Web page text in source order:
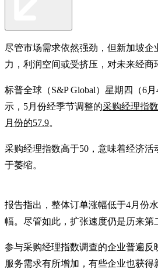
尽管市场需求依然强劲，但新加坡企
力，利润空间或受挤压，对未来经商
标普全球（S&P Global）星期四（6
示，5月份经季节调整的采购经理指数
月份的57.9。
采购经理指数高于50，意味着经济活
于萎缩。
报告指出，整体订单涨幅低于4月份
幅。尽管如此，扩张速度仍是历来第
参与采购经理指数调查的企业普遍反
服务需求有所增加，有些企业也获得